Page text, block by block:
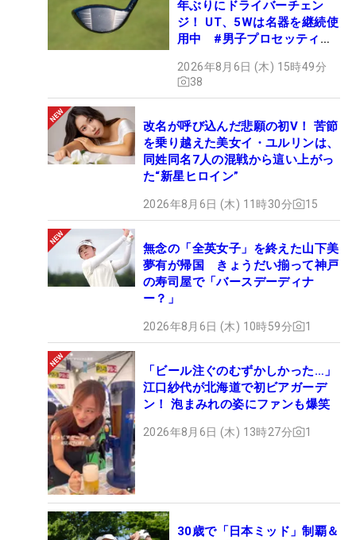
年ぶりにドライバーチェン
ジ！ UT、5Wは名器を継続使
用中 #男子プロセッティン
2026年8月6日 (木) 15時49分
38
改名が呼び込んだ悲願の初V！ 苦節
を乗り越えた美女イ・ユルリンは、
同姓同名7人の混戦から這い上がっ
た“新星ヒロイン”
2026年8月6日 (木) 11時30分 15
無念の「全英女子」を終えた山下美
夢有が帰国 きょうだい揃って神戸
の寿司屋で「バースデーディナ
ー？」
2026年8月6日 (木) 10時59分 1
「ビール注ぐのむずかしかった…」
江口紗代が北海道で初ビアガーデ
ン！ 泡まみれの姿にファンも爆笑
2026年8月6日 (木) 13時27分 1
30歳で「日本ミッド」制覇＆